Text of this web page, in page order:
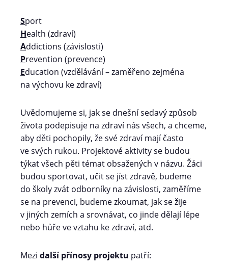
Sport
Health (zdraví)
Addictions (závislosti)
Prevention (prevence)
Education (vzdělávání – zaměřeno zejména
na výchovu ke zdraví)
Uvědomujeme si, jak se dnešní sedavý způsob
života podepisuje na zdraví nás všech, a chceme,
aby děti pochopily, že své zdraví mají často
ve svých rukou. Projektové aktivity se budou
týkat všech pěti témat obsažených v názvu. Žáci
budou sportovat, učit se jíst zdravě, budeme
do školy zvát odborníky na závislosti, zaměříme
se na prevenci, budeme zkoumat, jak se žije
v jiných zemích a srovnávat, co jinde dělají lépe
nebo hůře ve vztahu ke zdraví, atd.
Mezi další přínosy projektu patří: